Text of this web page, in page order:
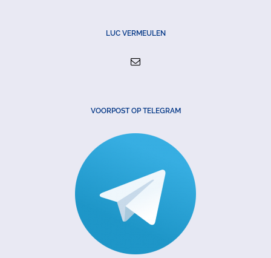
LUC VERMEULEN
VOORPOST OP TELEGRAM